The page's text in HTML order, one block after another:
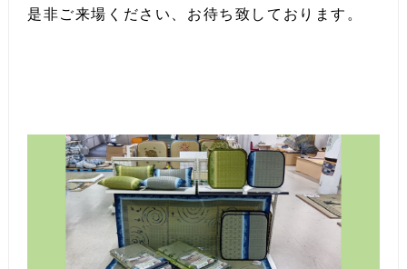
是非ご来場ください、お待ち致しております。